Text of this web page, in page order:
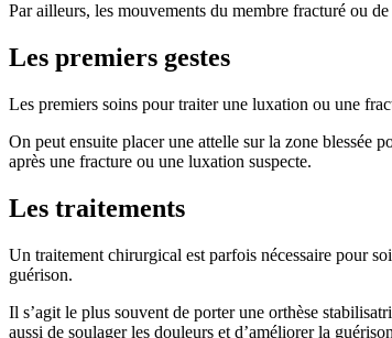
Par ailleurs, les mouvements du membre fracturé ou
Les premiers gestes
Les premiers soins pour traiter une luxation ou une
On peut ensuite placer une attelle sur la zone blessée
après une fracture ou une luxation suspecte.
Les traitements
Un traitement chirurgical est parfois nécessaire pour
guérison.
Il s’agit le plus souvent de porter une orthèse
aussi de soulager les douleurs et d’améliorer la